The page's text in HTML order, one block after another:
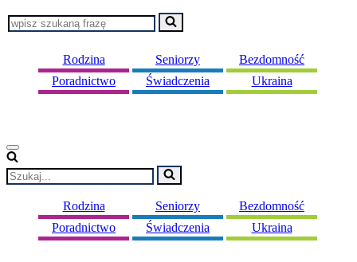
Szukaj...
Rodzina Seniorzy
Bezdomność
Poradnictwo
Świadczenia Ukraina
Menu
nawigacji
Szukaj...
Rodzina Seniorzy
Bezdomność
Poradnictwo
Świadczenia Ukraina